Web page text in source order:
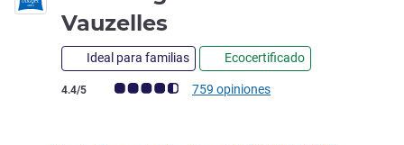
Vauzelles
Ideal para familias Ecocertificado
Nota de clientes de Avis (Clasificación de ALL)
4.4/5 759 opiniones